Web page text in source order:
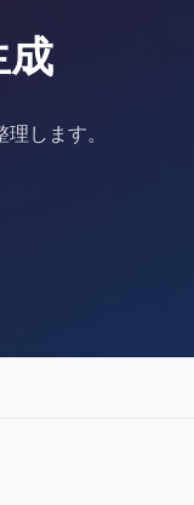
成
します。